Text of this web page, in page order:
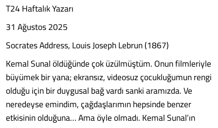
T24 Haftalık Yazarı
31 Ağustos 2025
Socrates Address, Louis Joseph Lebrun (1867)
Kemal Sunal öldüğünde çok üzülmüştüm. Onun filmleriyle
büyümek bir yana; ekransız, videosuz çocukluğumun rengi
olduğu için bir duygusal bağ vardı sanki aramızda. Ve
neredeyse emindim, çağdaşlarımın hepsinde benzer
etkisinin olduğuna… Ama öyle olmadı. Kemal Sunal’ın